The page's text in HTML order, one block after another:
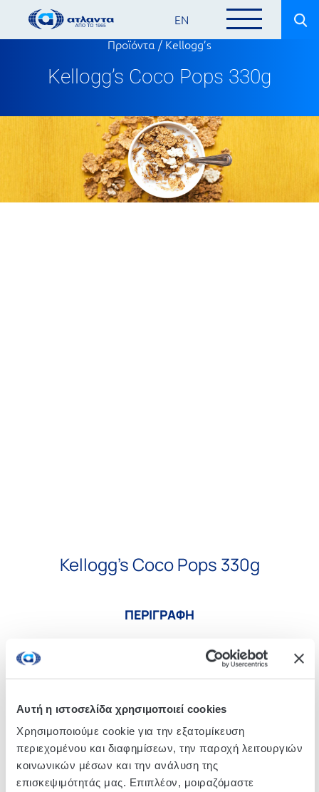
Αυτή η ιστοσελίδα χρησιμοποιεί cookies
Χρησιμοποιούμε cookie για την εξατομίκευση
περιεχομένου και διαφημίσεων, την παροχή λειτουργιών
κοινωνικών μέσων και την ανάλυση της
επισκεψιμότητάς μας. Επιπλέον, μοιραζόμαστε
EN
Προϊόντα/Kellogg’s
Kellogg’s Coco Pops 330g
Kellogg’s Coco Pops 330g
ΠΕΡΙΓΡΑΦΗ
γεύση. Τα λαχταριστά δημητριακά που αγαπούν τα
παιδιά και κάνουν το γάλα σοκολατένιο! Πλούσια σε
Κωδικός :111071
Τεμάχια/Κιβώτιο: 16